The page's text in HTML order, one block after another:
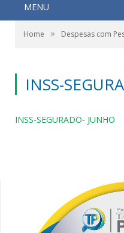
MENU
Home » Despesas com
INSS-
INSS-SEGURADO- JUNHO